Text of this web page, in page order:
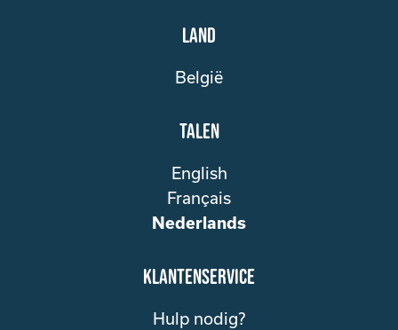
Land
België
Talen
English
Français
Nederlands
klantenservice
Hulp nodig?